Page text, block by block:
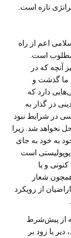
تازه است.
اعم از راه
مطلوب است.
و نیز آنچه که در
ما گذشت و
دارد که
دهه حکومت دینی در گذار به
در شرایط نبود
نخواهد شد. زیرا
به خود به جای
است
و یا
شعار
از رویکرد
از پیش‌شرط
یا زود بر